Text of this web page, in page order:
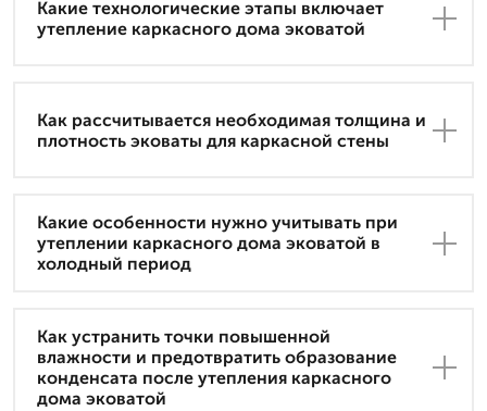
Какие технологические этапы включает
утепление каркасного дома эковатой
Как рассчитывается необходимая толщина и
плотность эковаты для каркасной стены
Какие особенности нужно учитывать при
утеплении каркасного дома эковатой в
холодный период
Как устранить точки повышенной
влажности и предотвратить образование
конденсата после утепления каркасного
дома эковатой